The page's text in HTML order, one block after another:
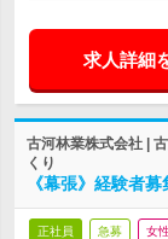
求人詳細
古河林業株式会社 |
くり
《幕張》経験者
正社員 急募 女